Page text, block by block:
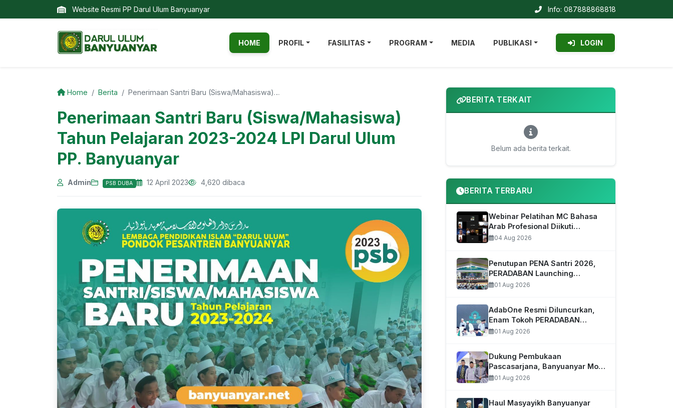
Website Resmi PP Darul Ulum Banyuanyar Info: 087888868818
HOME PROFIL FASILITAS PROGRAM MEDIA PUBLIKASI LOGIN
Home Berita Penerimaan Santri Baru (Siswa/Mahasiswa)…
Penerimaan Santri Baru (Siswa/Mahasiswa)
Tahun Pelajaran 2023-2024 LPI Darul Ulum
PP. Banyuanyar
Admin PSB DUBA 12 April 2023 4,620 dibaca
BERITA TERKAIT
Belum ada berita terkait.
BERITA TERBARU
Webinar Pelatihan MC Bahasa
Arab Profesional Diikuti…
04 Aug 2026
Penutupan PENA Santri 2026,
PERADABAN Launching
Aplikasi…
01 Aug 2026
AdabOne Resmi Diluncurkan,
Enam Tokoh PERADABAN
Tandai…
01 Aug 2026
Dukung Pembukaan
Pascasarjana, Banyuanyar MoU
dengan…
01 Aug 2026
Haul Masyayikh Banyuanyar